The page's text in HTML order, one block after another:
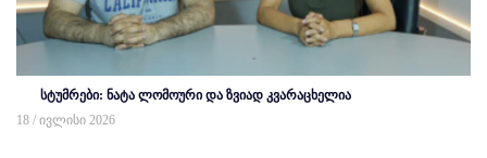
სტუმრები: ნატა ლომოური და ზვიად კვარაცხელია
18 / ივლისი 2026